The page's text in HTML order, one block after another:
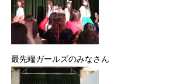
最先端ガールズのみなさん